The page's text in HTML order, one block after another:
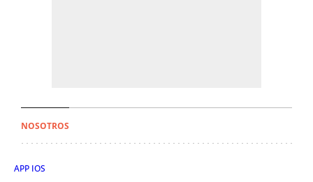
NOSOTROS
APP IOS